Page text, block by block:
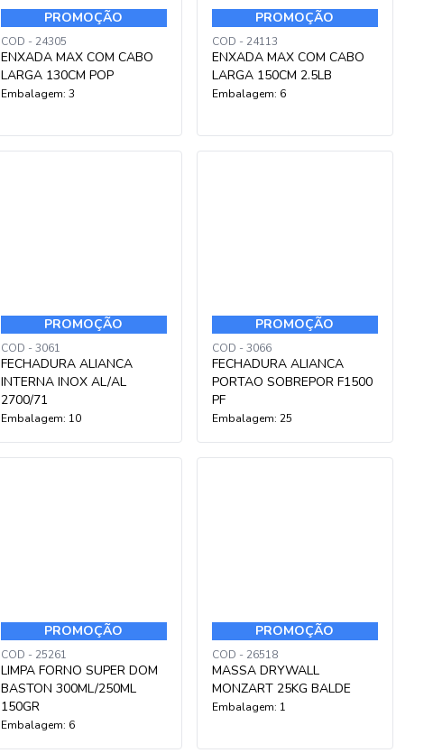
PROMOÇÃO
COD - 24305
ENXADA MAX COM CABO
LARGA 130CM POP
Embalagem: 3
PROMOÇÃO
COD - 24113
ENXADA MAX COM CABO
LARGA 150CM 2.5LB
Embalagem: 6
PROMOÇÃO
COD - 3061
FECHADURA ALIANCA
INTERNA INOX AL/AL
2700/71
Embalagem: 10
PROMOÇÃO
COD - 3066
FECHADURA ALIANCA
PORTAO SOBREPOR F1500
PF
Embalagem: 25
PROMOÇÃO
COD - 25261
LIMPA FORNO SUPER DOM
BASTON 300ML/250ML
150GR
Embalagem: 6
PROMOÇÃO
COD - 26518
MASSA DRYWALL
MONZART 25KG BALDE
Embalagem: 1